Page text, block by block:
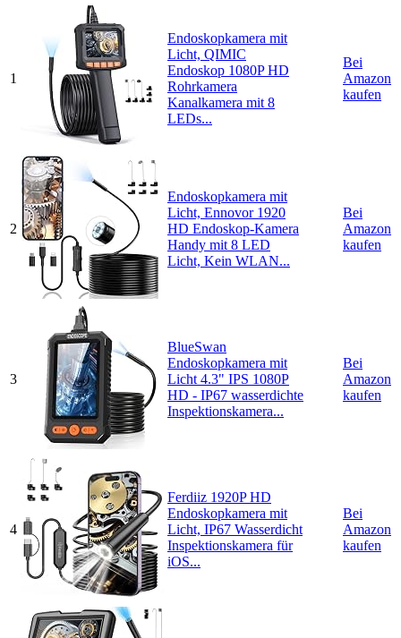
1
Endoskopkamera mit
Licht, QIMIC
Endoskop 1080P HD
Rohrkamera
Kanalkamera mit 8
LEDs...
Bei
Amazon
kaufen
2
Endoskopkamera mit
Licht, Ennovor 1920
HD Endoskop-Kamera
Handy mit 8 LED
Licht, Kein WLAN...
Bei
Amazon
kaufen
3
BlueSwan
Endoskopkamera mit
Licht 4.3" IPS 1080P
HD - IP67 wasserdichte
Inspektionskamera...
Bei
Amazon
kaufen
4
Ferdiiz 1920P HD
Endoskopkamera mit
Licht, IP67 Wasserdicht
Inspektionskamera für
iOS...
Bei
Amazon
kaufen